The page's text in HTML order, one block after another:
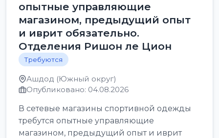
опытные управляющие
магазином, предыдущий опыт
и иврит обязательно.
Отделения Ришон ле Цион
Требуются
Ашдод (Южный округ)
Опубликовано: 04.08.2026
В сетевые магазины спортивной одежды
требутся опытные управляющие
магазином, предыдущий опыт и иврит